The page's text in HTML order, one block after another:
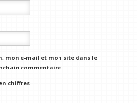
mon e-mail et mon site dans le
commentaire.
chiffres